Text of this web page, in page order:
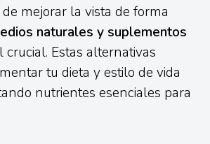
mejorar la vista de forma
naturales y suplementos
Estas alternativas
tu dieta y estilo de vida
nutrientes esenciales para